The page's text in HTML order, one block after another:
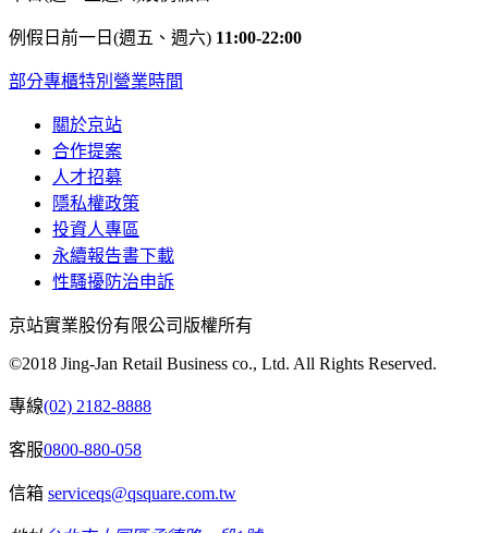
例假日前一日(週五、週六) 11:00-22:00
部分專櫃特別營業時間
關於京站
合作提案
人才招募
隱私權政策
投資人專區
永續報告書下載
性騷擾防治申訴
京站實業股份有限公司版權所有
©2018 Jing-Jan Retail Business co., Ltd. All Rights Reserved.
專線(02) 2182-8888
客服0800-880-058
信箱 serviceqs@qsquare.com.tw